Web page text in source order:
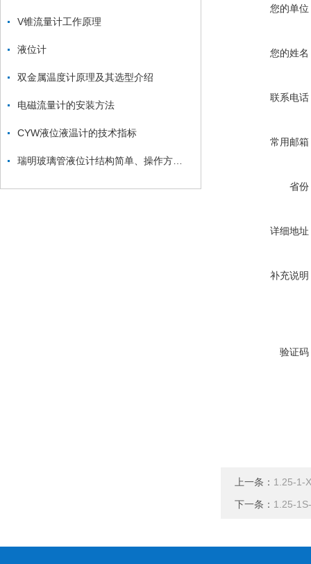
V锥流量计工作原理
液位计
双金属温度计原理及其选型介绍
电磁流量计的安装方法
CYW液位液温计的技术指标
您的单位
您的姓名
联系电话
常用邮箱
省份
详细地址
补充说明
验证码
上一条： 1.25-1-
下一条： 1.25-